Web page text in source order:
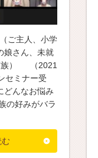
ご主人、小学
娘さん、未就
族） （2021
セミナー受
んなお悩み
の好みがバラ